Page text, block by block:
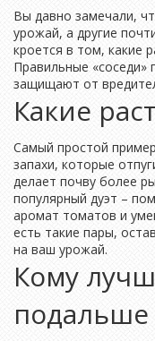
Вы давно замечали,
урожай, а другие
кроется в том, какие
Правильные «соседи»
защищают от
Какие
Самый простой
запахи, которые
делает почву более
популярный дуэт –
аромат томатов и
есть такие пары,
на ваш урожай.
Кому
подальше